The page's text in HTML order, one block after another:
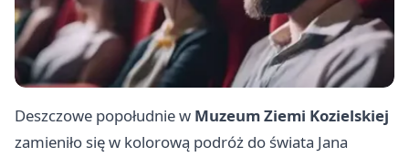
Deszczowe popołudnie w Muzeum Ziemi Kozielskiej
zamieniło się w kolorową podróż do świata Jana